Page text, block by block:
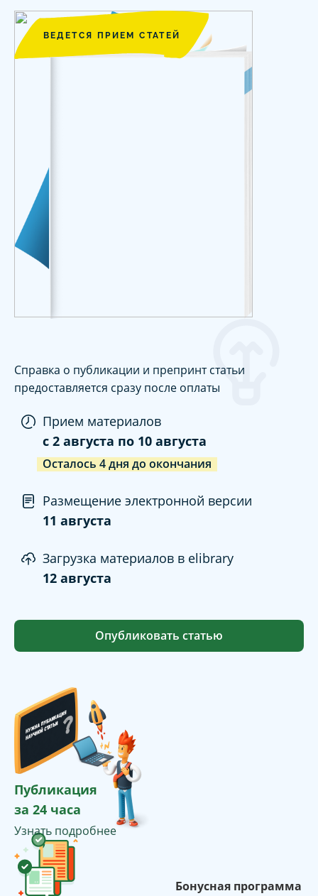
ВЕДЕТСЯ ПРИЕМ СТАТЕЙ
Справка о публикации и препринт статьи
предоставляется сразу после оплаты
Прием материалов
c 2 августа по 10 августа
Осталось 4дня до окончания
Размещение электронной версии
11 августа
Загрузка материалов в elibrary
12 августа
Опубликовать статью
Публикация
за 24 часа
Узнать подробнее
Бонусная программа